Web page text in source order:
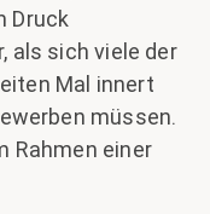
Druck
als sich viele der
Mal innert
müssen.
Rahmen einer